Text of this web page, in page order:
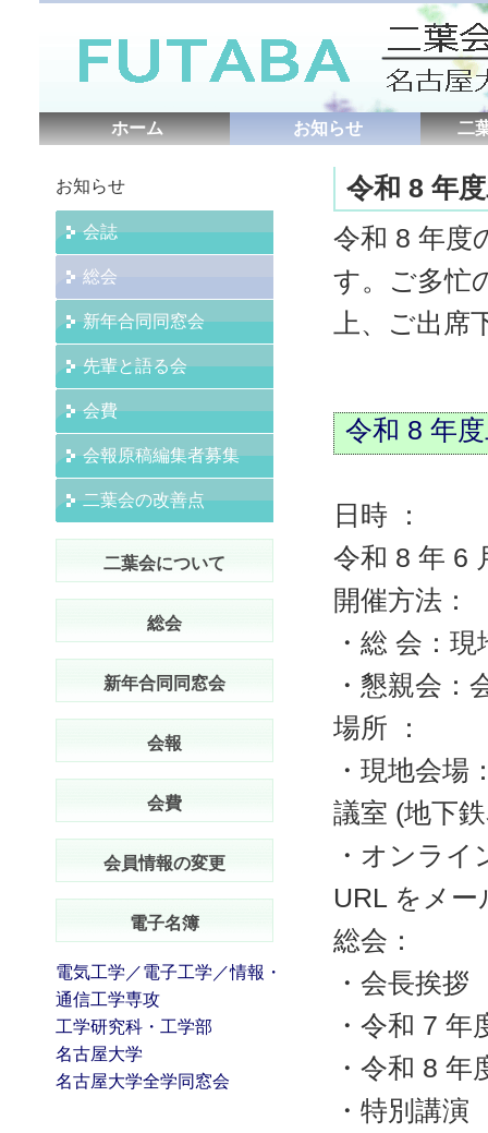
ホーム お知らせ 二
令和 8 年
令和 8 年度
す。ご多忙
上、ご出
令和 8 年
日時 ：
令和 8 年 6
開催方法：
・総 会：
・懇親会：
場所 ：
・現地会場
議室 (地下
・オンラ
URL をメ
総会：
・会長挨拶
・令和 7 年
・令和 8 年
・特別講演
お知らせ
会誌
総会
新年合同同窓会
先輩と語る会
会費
会報原稿編集者募集
二葉会の改善点
二葉会について
総会
新年合同同窓会
会報
会費
会員情報の変更
電子名簿
電気工学／電子工学／情報・
通信工学専攻
工学研究科・工学部
名古屋大学
名古屋大学全学同窓会